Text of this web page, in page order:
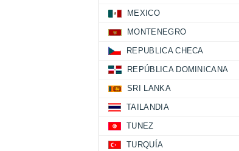
MEXICO
MONTENEGRO
REPUBLICA CHECA
REPÚBLICA DOMINICANA
SRI LANKA
TAILANDIA
TUNEZ
TURQUÍA